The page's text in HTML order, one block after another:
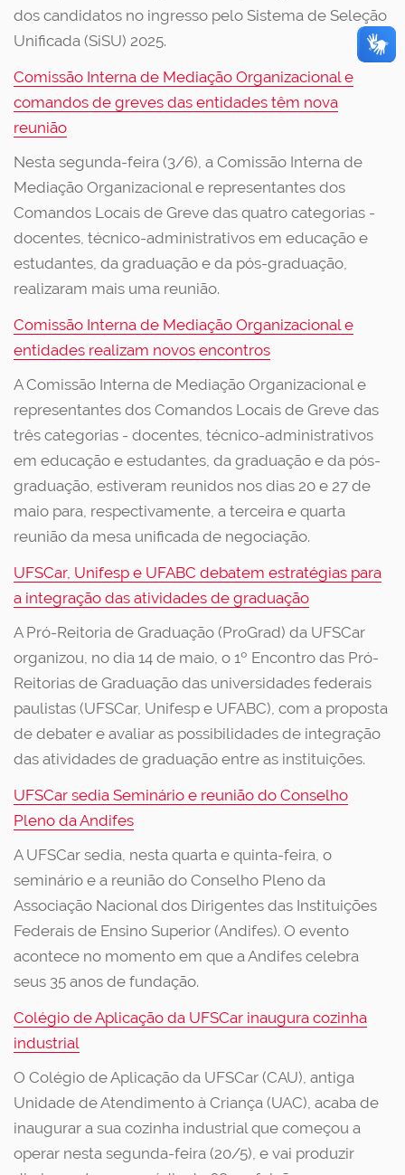
dos candidatos no ingresso pelo Sistema de Seleção
Unificada (SiSU) 2025.
Comissão Interna de Mediação Organizacional e
comandos de greves das entidades têm nova
reunião
Nesta segunda-feira (3/6), a Comissão Interna de
Mediação Organizacional e representantes dos
Comandos Locais de Greve das quatro categorias -
docentes, técnico-administrativos em educação e
estudantes, da graduação e da pós-graduação,
realizaram mais uma reunião.
Comissão Interna de Mediação Organizacional e
entidades realizam novos encontros
A Comissão Interna de Mediação Organizacional e
representantes dos Comandos Locais de Greve das
três categorias - docentes, técnico-administrativos
em educação e estudantes, da graduação e da pós-
graduação, estiveram reunidos nos dias 20 e 27 de
maio para, respectivamente, a terceira e quarta
reunião da mesa unificada de negociação.
UFSCar, Unifesp e UFABC debatem estratégias para
a integração das atividades de graduação
A Pró-Reitoria de Graduação (ProGrad) da UFSCar
organizou, no dia 14 de maio, o 1º Encontro das Pró-
Reitorias de Graduação das universidades federais
paulistas (UFSCar, Unifesp e UFABC), com a proposta
de debater e avaliar as possibilidades de integração
das atividades de graduação entre as instituições.
UFSCar sedia Seminário e reunião do Conselho
Pleno da Andifes
A UFSCar sedia, nesta quarta e quinta-feira, o
seminário e a reunião do Conselho Pleno da
Associação Nacional dos Dirigentes das Instituições
Federais de Ensino Superior (Andifes). O evento
acontece no momento em que a Andifes celebra
seus 35 anos de fundação.
Colégio de Aplicação da UFSCar inaugura cozinha
industrial
O Colégio de Aplicação da UFSCar (CAU), antiga
Unidade de Atendimento à Criança (UAC), acaba de
inaugurar a sua cozinha industrial que começou a
operar nesta segunda-feira (20/5), e vai produzir